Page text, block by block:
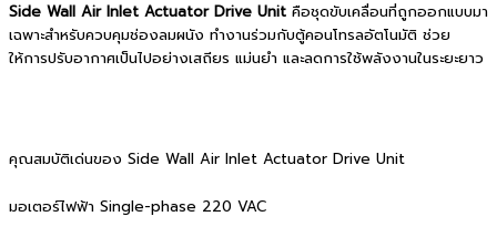
Side Wall Air Inlet Actuator Drive Unit คือชุดขับเคลื่อนที่ถูกออกแบบมา
เฉพาะสำหรับควบคุมช่องลมผนัง ทำงานร่วมกับตู้คอนโทรลอัตโนมัติ ช่วย
ให้การปรับอากาศเป็นไปอย่างเสถียร แม่นยำ และลดการใช้พลังงานในระยะยาว
คุณสมบัติเด่นของ Side Wall Air Inlet Actuator Drive Unit
มอเตอร์ไฟฟ้า Single-phase 220 VAC